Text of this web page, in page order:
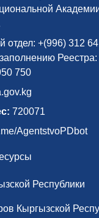
отдел: +(996) 312
750
720071
AgentstvoPDbot
Республики
Кыргызской